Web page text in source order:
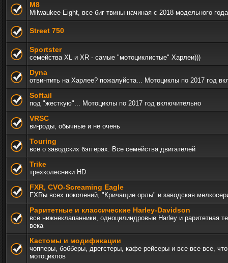
M8
Milwaukee-Eight, все биг-твины начиная с 2018 модельного
Street 750
Sportster
семейства XL и XR - самые "мотоциклистые" Харлеи)))
Dyna
отвинтить на Харлее? пожалуйста... Мотоциклы по 2017 год
Softail
под "жесткую"... Мотоциклы по 2017 год включительно
VRSC
ви-роды, обычные и не очень
Touring
все о заводских бэггерах. Все семейства двигателей
Trike
трехколесники HD
FXR, СVO-Screaming Eagle
FXRы всех поколений, "Кричащие орлы" и заводская
Раритетные и классические Harley-Davidson
все нижнеклапанники, одноцилиндровые Harley и раритетная
века
Кастомы и модификации
чопперы, бобберы, дрегстеры, кафе-рейсеры и все-все-все,
мотоциклов